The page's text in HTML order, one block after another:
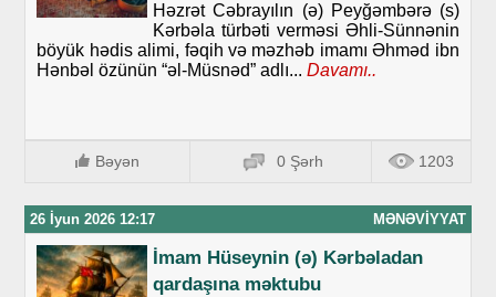
Həzrət Cəbrayılın (ə) Peyğəmbərə (s)
Kərbəla türbəti verməsi Əhli-Sünnənin
böyük hədis alimi, fəqih və məzhəb imamı Əhməd ibn
Hənbəl özünün “əl-Müsnəd” adlı... Davamı..
Bəyən 0 Şərh 1203
26 İyun 2026 12:17 MƏNƏVIYYAT
İmam Hüseynin (ə) Kərbəladan
qardaşına məktubu